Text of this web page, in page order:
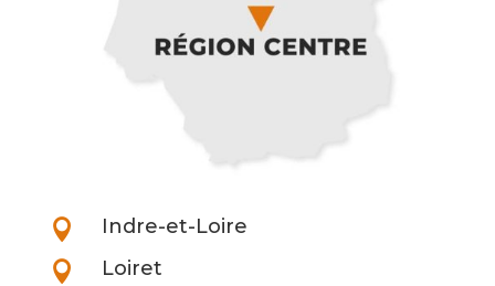
 Indre-et-Loire
 Loiret